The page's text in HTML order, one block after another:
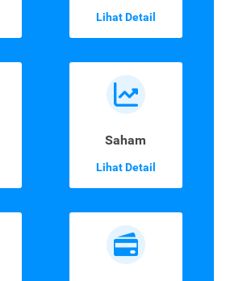
Lihat Detail
Saham
Lihat Detail